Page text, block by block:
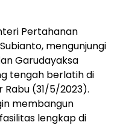
Pertahanan
mengunjungi
Garudayaksa
tengah berlatih di
Rabu (31/5/2023).
membangun
lengkap di